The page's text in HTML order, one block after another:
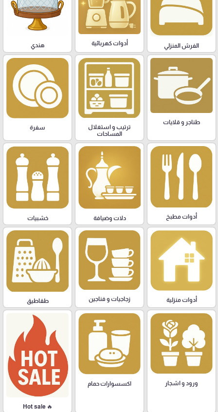
الفرش المنزلي أدوات كهربائية هندي
طناجر و قلايات
ترتيب و استغلال
المساحات
سفرة
أدوات مطبخ دلات وضيافة خشبيات
أدوات منزلية زجاجيات و فناجين طقاطيق
ورود و اشجار اكسسوارات حمام
🔥 Hot sale